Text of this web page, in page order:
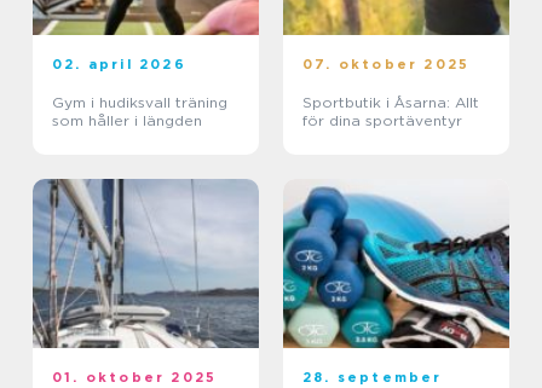
02. april 2026
Gym i hudiksvall träning
som håller i längden
07. oktober 2025
Sportbutik i Åsarna: Allt
för dina sportäventyr
01. oktober 2025
28. september